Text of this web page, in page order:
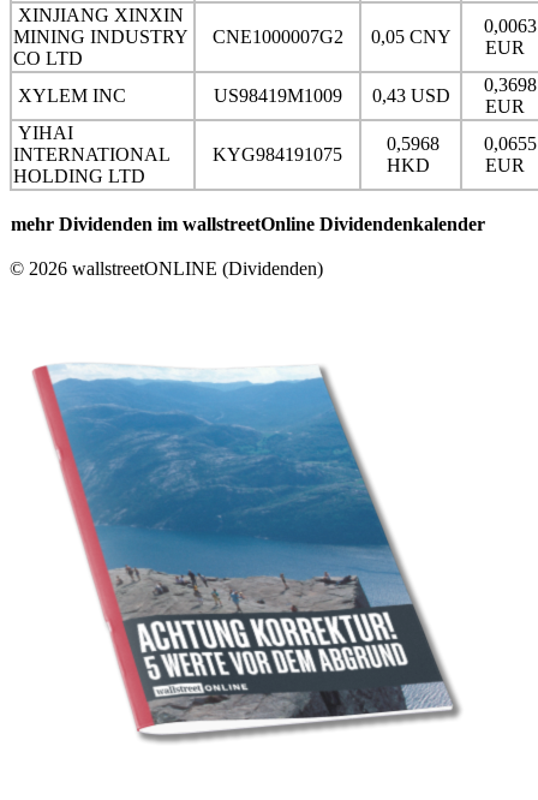
XINJIANG XINXIN
MINING INDUSTRY
CO LTD
CNE1000007G2 0,05 CNY
0,0063
EUR
XYLEM INC US98419M1009 0,43 USD
0,3698
EUR
YIHAI
INTERNATIONAL
HOLDING LTD
KYG984191075
0,5968
HKD
0,0655
EUR
mehr Dividenden im wallstreetOnline Dividendenkalender
© 2026 wallstreetONLINE (Dividenden)